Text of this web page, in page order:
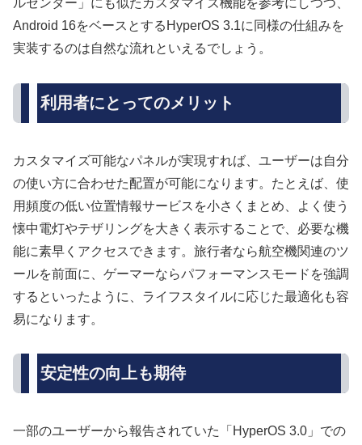
ルセンター」にも似たカスタマイズ機能を参考にしつつ、
Android 16をベースとするHyperOS 3.1に同様の仕組みを
実装するのは自然な流れといえるでしょう。
利用者にとってのメリット
カスタマイズ可能なパネルが実現すれば、ユーザーは自分
の使い方に合わせた配置が可能になります。たとえば、使
用頻度の低い位置情報サービスを小さくまとめ、よく使う
懐中電灯やテザリングを大きく表示することで、必要な機
能に素早くアクセスできます。旅行者なら航空機関連のツ
ールを前面に、ゲーマーならパフォーマンスモードを強調
するといったように、ライフスタイルに応じた最適化も容
易になります。
安定性の向上も期待
一部のユーザーから報告されていた「HyperOS 3.0」での